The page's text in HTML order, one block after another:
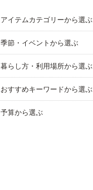
アイテムカテゴリーから選ぶ
季節・イベントから選ぶ
暮らし方・利用場所から選ぶ
おすすめキーワードから選ぶ
予算から選ぶ